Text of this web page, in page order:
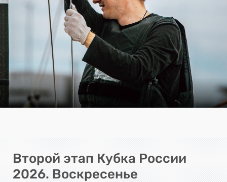
Второй этап Кубка России
2026. Воскресенье